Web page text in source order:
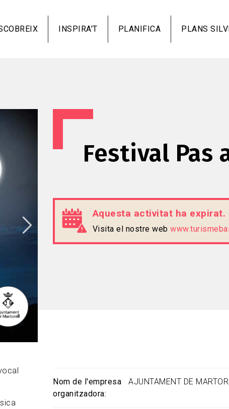
al
contingut
INSPIRA'T PLANIFICA PLANS
Festival Pas
Aquesta activitat ha expirat.
Visita el nostre web
Nom de l'empresa
organitzadora
AJUNTAMENT DE